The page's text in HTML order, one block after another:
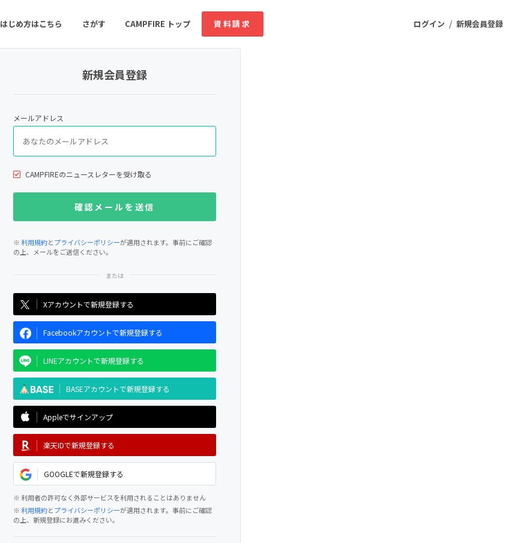
ログイン / 新規会員登録
はじめ方はこちら さがす CAMPFIRE トップ 資料請求
ゲーム・サービス開発
書籍・雑誌出版 アニメ・漫画
ソーシャルグッド ビューティー・ヘルスケア
新規会員登録
メールアドレス
CAMPFIREのニュースレターを受け取る
※利用規約とプライバシーポリシーが適用されます。事前にご確認
の上、メールをご送信ください。
Xアカウントで新規登録する
Facebookアカウントで新規登録する
LINEアカウントで新規登録する
BASEアカウントで新規登録する
Appleでサインアップ
楽天IDで新規登録する
GOOGLEで新規登録する
※ 利用者の許可なく外部サービスを利用されることはありません
※利用規約とプライバシーポリシーが適用されます。事前にご確認
の上、新規登録にお進みください。